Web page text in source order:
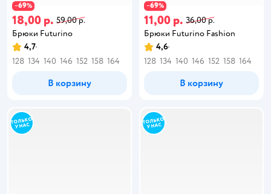
−69%
18,00 р. 59,00 р.
Брюки Futurino
4,7
128 134 140 146 152 158 164
В корзину
−69%
11,00 р. 36,00 р.
Брюки Futurino Fashion
4,6
128 134 140 146 152 158 164
В корзину